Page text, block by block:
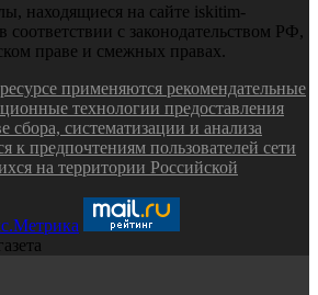
находящиеся на сайте iskitim-
соответствии с законодательством РФ,
праве и смежных правах.
применяются рекомендательные
технологии предоставления
систематизации и анализа
к предпочтениям пользователей сети
на территории Российской